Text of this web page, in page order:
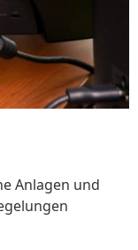
Anlagen und